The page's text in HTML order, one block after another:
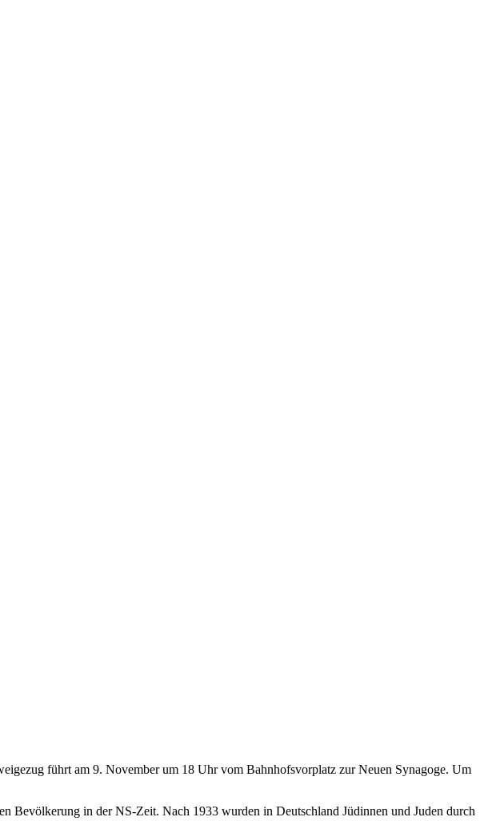
führt am 9. November um 18 Uhr vom Bahnhofsvorplatz zur Neuen Synagoge. Um
Bevölkerung in der NS-Zeit. Nach 1933 wurden in Deutschland Jüdinnen und Juden durch